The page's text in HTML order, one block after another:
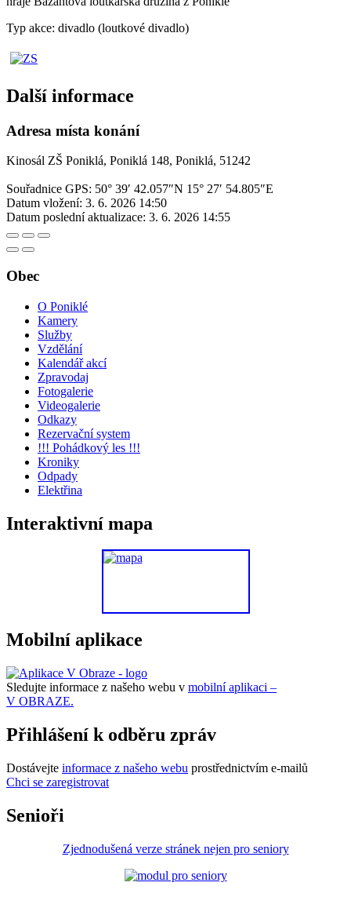
Typ akce: divadlo (loutkové divadlo)
Další informace
Adresa místa konání
Kinosál ZŠ Poniklá, Poniklá 148, Poniklá, 51242
Souřadnice GPS: 50° 39′ 42.057″N 15° 27′ 54.805″E
Datum vložení: 3. 6. 2026 14:50
Datum poslední aktualizace: 3. 6. 2026 14:55
Obec
O Poniklé
Kamery
Služby
Vzdělání
Kalendář akcí
Zpravodaj
Fotogalerie
Videogalerie
Odkazy
Rezervační system
!!! Pohádkový les !!!
Kroniky
Odpady
Elektřina
Interaktivní mapa
Mobilní aplikace
Sledujte informace z našeho webu v mobilní aplikaci –
V OBRAZE.
Přihlášení k odběru zpráv
Dostávejte informace z našeho webu prostřednictvím e-mailů
Chci se zaregistrovat
Senioři
Zjednodušená verze stránek nejen pro seniory